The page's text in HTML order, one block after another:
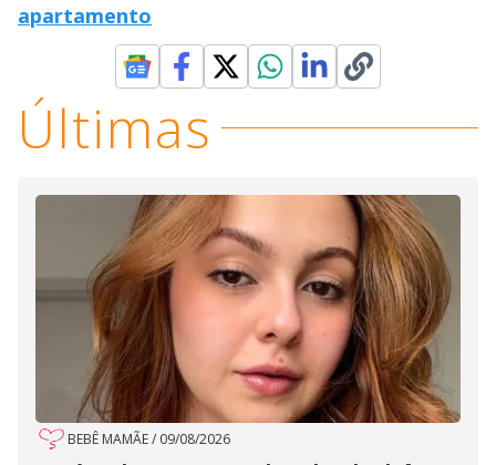
apartamento
Últimas
BEBÊ MAMÃE/ 09/08/2026